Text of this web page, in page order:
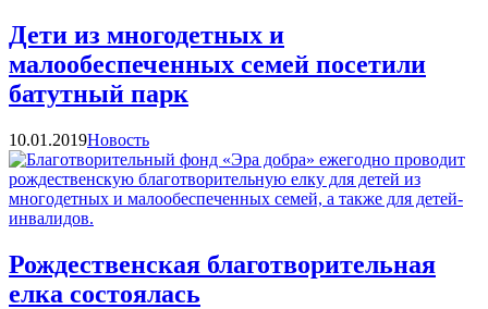
Дети из многодетных и
малообеспеченных семей посетили
батутный парк
10.01.2019Категории
Новость
Рождественская благотворительная
елка состоялась